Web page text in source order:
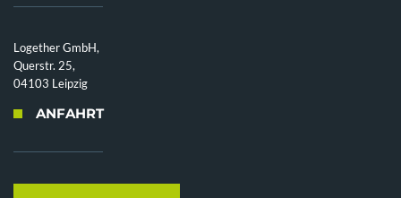
Logether GmbH,
Querstr. 25,
04103 Leipzig
ANFAHRT